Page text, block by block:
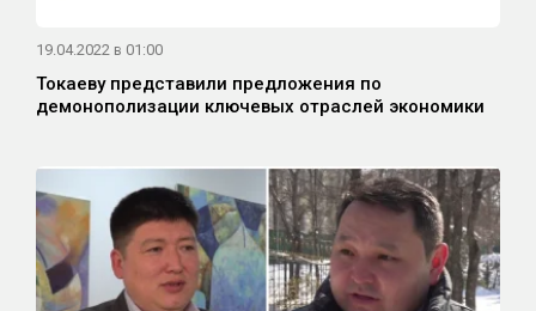
19.04.2022 в 01:00
Токаеву представили предложения по
демонополизации ключевых отраслей экономики